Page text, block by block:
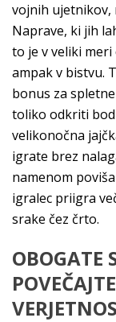
vojnih ujetnikov,
Naprave, ki jih
to je v veliki
ampak v bistvu.
bonus za
toliko odkriti
velikonočna
igrate brez
namenom
igralec priigra
srake čez črto.
OBOGATE